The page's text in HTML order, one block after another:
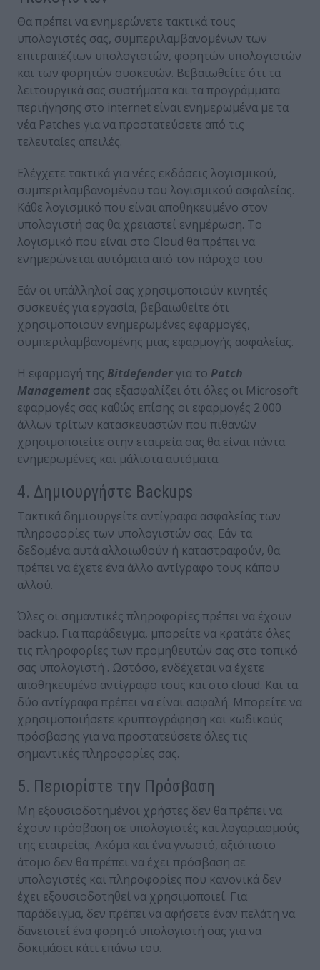
Θα πρέπει να ενημερώνετε τακτικά τους
υπολογιστές σας, συμπεριλαμβανομένων των
επιτραπέζιων υπολογιστών, φορητών υπολογιστών
και των φορητών συσκευών. Βεβαιωθείτε ότι τα
λειτουργικά σας συστήματα και τα προγράμματα
περιήγησης στο internet είναι ενημερωμένα με τα
νέα Patches για να προστατεύσετε από τις
τελευταίες απειλές.
Ελέγχετε τακτικά για νέες εκδόσεις λογισμικού,
συμπεριλαμβανομένου του λογισμικού ασφαλείας.
Κάθε λογισμικό που είναι αποθηκευμένο στον
υπολογιστή σας θα χρειαστεί ενημέρωση. Το
λογισμικό που είναι στο Cloud θα πρέπει να
ενημερώνεται αυτόματα από τον πάροχο του.
Εάν οι υπάλληλοί σας χρησιμοποιούν κινητές
συσκευές για εργασία, βεβαιωθείτε ότι
χρησιμοποιούν ενημερωμένες εφαρμογές,
συμπεριλαμβανομένης μιας εφαρμογής ασφαλείας.
H εφαρμογή της Bitdefenderγια το Patch
Management σας εξασφαλίζει ότι όλες οι Microsoft
εφαρμογές σας καθώς επίσης οι εφαρμογές 2.000
άλλων τρίτων κατασκευαστών που πιθανών
χρησιμοποιείτε στην εταιρεία σας θα είναι πάντα
ενημερωμένες και μάλιστα αυτόματα.
4. Δημιουργήστε Backups
Τακτικά δημιουργείτε αντίγραφα ασφαλείας των
πληροφορίες των υπολογιστών σας. Εάν τα
δεδομένα αυτά αλλοιωθούν ή καταστραφούν, θα
πρέπει να έχετε ένα άλλο αντίγραφο τους κάπου
αλλού.
Όλες οι σημαντικές πληροφορίες πρέπει να έχουν
backup. Για παράδειγμα, μπορείτε να κρατάτε όλες
τις πληροφορίες των προμηθευτών σας στο τοπικό
σας υπολογιστή . Ωστόσο, ενδέχεται να έχετε
αποθηκευμένο αντίγραφο τους και στο cloud. Και τα
δύο αντίγραφα πρέπει να είναι ασφαλή. Μπορείτε να
χρησιμοποιήσετε κρυπτογράφηση και κωδικούς
πρόσβασης για να προστατεύσετε όλες τις
σημαντικές πληροφορίες σας.
5. Περιορίστε την Πρόσβαση
Μη εξουσιοδοτημένοι χρήστες δεν θα πρέπει να
έχουν πρόσβαση σε υπολογιστές και λογαριασμούς
της εταιρείας. Ακόμα και ένα γνωστό, αξιόπιστο
άτομο δεν θα πρέπει να έχει πρόσβαση σε
υπολογιστές και πληροφορίες που κανονικά δεν
έχει εξουσιοδοτηθεί να χρησιμοποιεί. Για
παράδειγμα, δεν πρέπει να αφήσετε έναν πελάτη να
δανειστεί ένα φορητό υπολογιστή σας για να
δοκιμάσει κάτι επάνω του.